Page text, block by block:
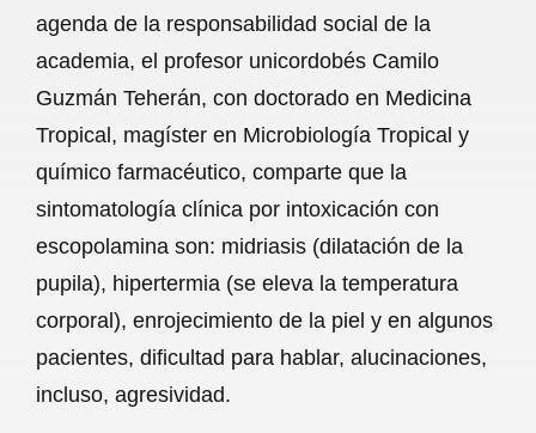
o
o
k
A
p
p
r
a
m
agenda de la responsabilidad social de la
academia, el profesor unicordobés Camilo
Guzmán Teherán, con doctorado en Medicina
Tropical, magíster en Microbiología Tropical y
químico farmacéutico, comparte que la
sintomatología clínica por intoxicación con
escopolamina son: midriasis (dilatación de la
pupila), hipertermia (se eleva la temperatura
corporal), enrojecimiento de la piel y en algunos
pacientes, dificultad para hablar, alucinaciones,
incluso, agresividad.